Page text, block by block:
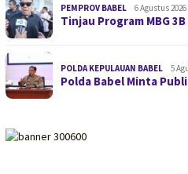
PEMPROV BABEL 6 Agustus 2026
Tinjau Program MBG
POLDA KEPULAUAN BABEL 5
Polda Babel Minta